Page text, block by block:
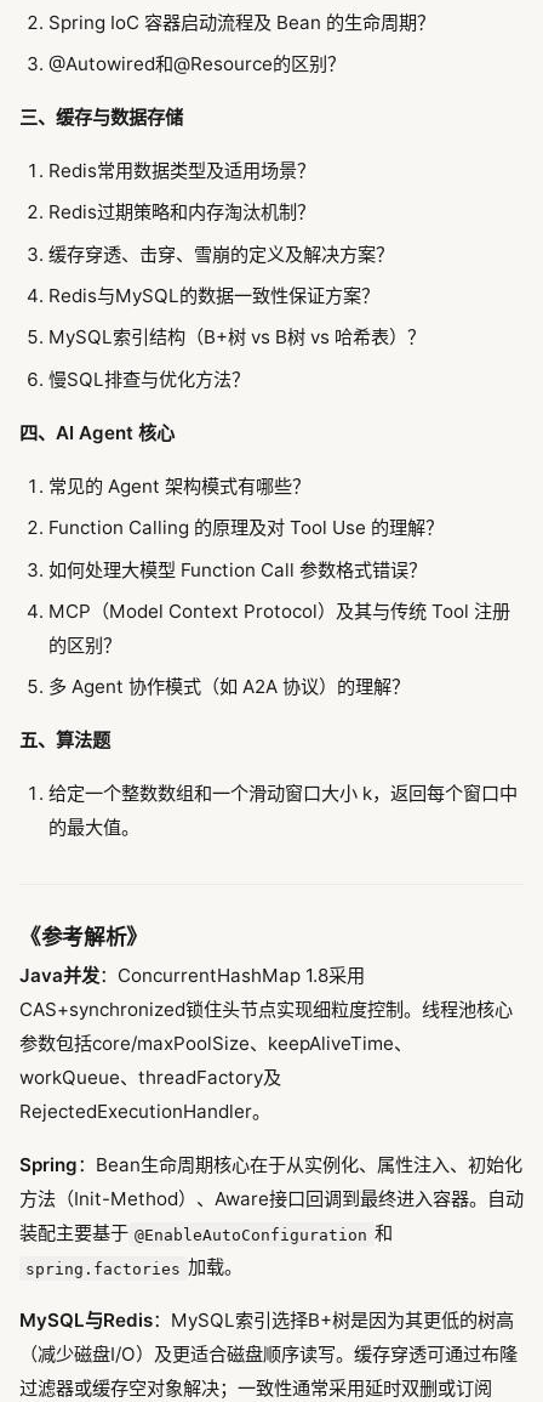
Spring IoC 容器启动流程及 Bean 的生命周期？
@Autowired和@Resource的区别？
三、缓存与数据存储
Redis常用数据类型及适用场景？
Redis过期策略和内存淘汰机制？
缓存穿透、击穿、雪崩的定义及解决方案？
Redis与MySQL的数据一致性保证方案？
MySQL索引结构（B+树 vs B树 vs 哈希表）？
慢SQL排查与优化方法？
四、AI Agent 核心
常见的 Agent 架构模式有哪些？
Function Calling 的原理及对 Tool Use 的理解？
如何处理大模型 Function Call 参数格式错误？
MCP（Model Context Protocol）及其与传统 Tool 注册
的区别？
多 Agent 协作模式（如 A2A 协议）的理解？
五、算法题
给定一个整数数组和一个滑动窗口大小 k，返回每个窗口中
的最大值。
《参考解析》
Java并发：ConcurrentHashMap 1.8采用
CAS+synchronized锁住头节点实现细粒度控制。线程池核心
参数包括core/maxPoolSize、keepAliveTime、
workQueue、threadFactory及
RejectedExecutionHandler。
Spring：Bean生命周期核心在于从实例化、属性注入、初始化
方法（Init-Method）、Aware接口回调到最终进入容器。自动
装配主要基于 @EnableAutoConfiguration 和
spring.factories 加载。
MySQL与Redis：MySQL索引选择B+树是因为其更低的树高
（减少磁盘I/O）及更适合磁盘顺序读写。缓存穿透可通过布隆
过滤器或缓存空对象解决；一致性通常采用延时双删或订阅